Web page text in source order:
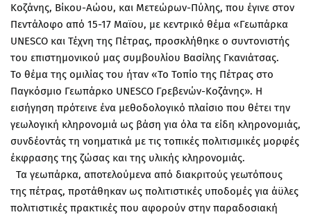
Κοζάνης, Βίκου-Αώου, και Μετεώρων-Πύλης, που έγινε στον
Πεντάλοφο από 15-17 Μαϊου, με κεντρικό θέμα «Γεωπάρκα
UNESCO και Τέχνη της Πέτρας, προσκλήθηκε ο συντονιστής
του επιστημονικού μας συμβουλίου Βασίλης Γκανιάτσας.
Το θέμα της ομιλίας του ήταν «Το Τοπίο της Πέτρας στο
Παγκόσμιο Γεωπάρκο UNESCO Γρεβενών-Κοζάνης». Η
εισήγηση πρότεινε ένα μεθοδολογικό πλαίσιο που θέτει την
γεωλογική κληρονομιά ως βάση για όλα τα είδη κληρονομιάς,
συνδέοντάς τη νοηματικά με τις τοπικές πολιτισμικές μορφές
έκφρασης της ζώσας και της υλικής κληρονομιάς.
Τα γεωπάρκα, αποτελούμενα από διακριτούς γεωτόπους
της πέτρας, προτάθηκαν ως πολιτιστικές υποδομές για άϋλες
πολιτιστικές πρακτικές που αφορούν στην παραδοσιακή